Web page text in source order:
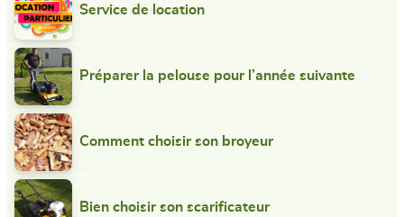
Service de location
Préparer la pelouse pour l’année suivante
Comment choisir son broyeur
Bien choisir son scarificateur